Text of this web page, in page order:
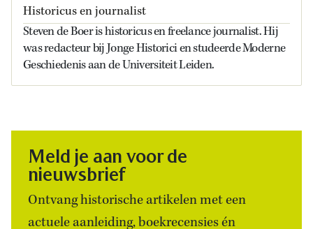
Historicus en journalist
Steven de Boer is historicus en freelance journalist. Hij
was redacteur bij Jonge Historici en studeerde Moderne
Geschiedenis aan de Universiteit Leiden.
Meld je aan voor de
nieuwsbrief
Ontvang historische artikelen met een
actuele aanleiding, boekrecensies én